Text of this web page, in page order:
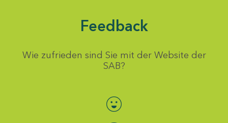
Feedback
Wie zufrieden sind Sie mit der Website der
SAB?
Bewertung auswählen